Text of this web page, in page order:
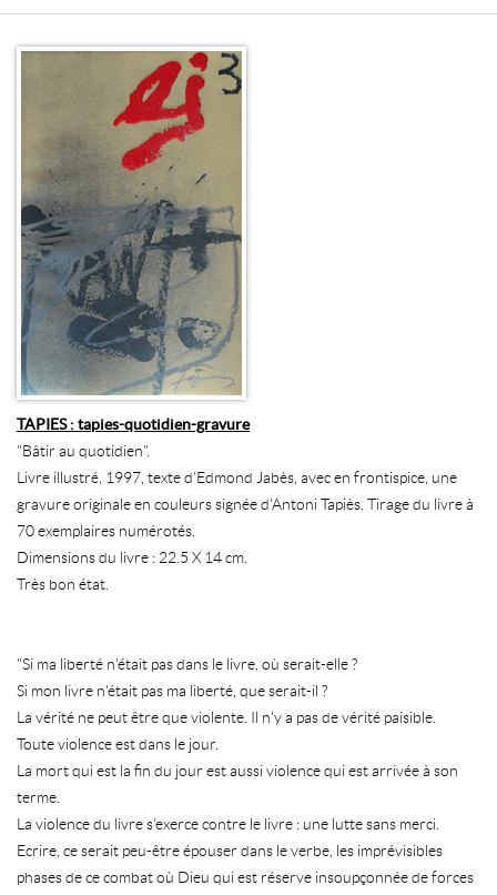
TAPIES : tapies-quotidien-gravure
"Bâtir au quotidien".
Livre illustré, 1997, texte d'Edmond Jabès, avec en frontispice, une
gravure originale en couleurs signée d'Antoni Tapiès. Tirage du livre à
70 exemplaires numérotés.
Dimensions du livre : 22.5 X 14 cm.
Très bon état.
"Si ma liberté n'était pas dans le livre, où serait-elle ?
Si mon livre n'était pas ma liberté, que serait-il ?
La vérité ne peut être que violente. Il n'y a pas de vérité paisible.
Toute violence est dans le jour.
La mort qui est la fin du jour est aussi violence qui est arrivée à son
terme.
La violence du livre s'exerce contre le livre : une lutte sans merci.
Ecrire, ce serait peu-être épouser dans le verbe, les imprévisibles
phases de ce combat où Dieu qui est réserve insoupçonnée de forces